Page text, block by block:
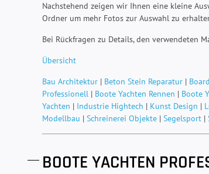
Nachstehend zeigen wir Ihnen eine kleine
Ordner um mehr Fotos zur Auswahl zu
Bei Rückfragen zu Details, den verwendeten
Übersicht
Bau Architektur | Beton Stein Reparatur |
Professionell | Boote Yachten Rennen | Boote
Yachten | Industrie Hightech | Kunst Design |
Modellbau | Schreinerei Objekte | Segelsport |
BOOTE YACHTEN